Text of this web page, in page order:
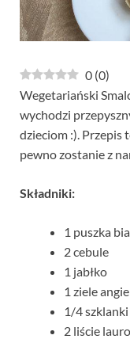
0 (0)
Wegetariański
wychodzi
dzieciom :). Przepis
pewno zostanie z
Składniki:
1 puszka
2 cebule
1 jabłko
1 ziele
1/4
2 liście